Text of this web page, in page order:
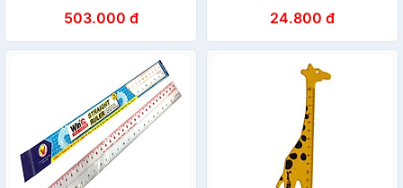
503.000 đ 24.800 đ